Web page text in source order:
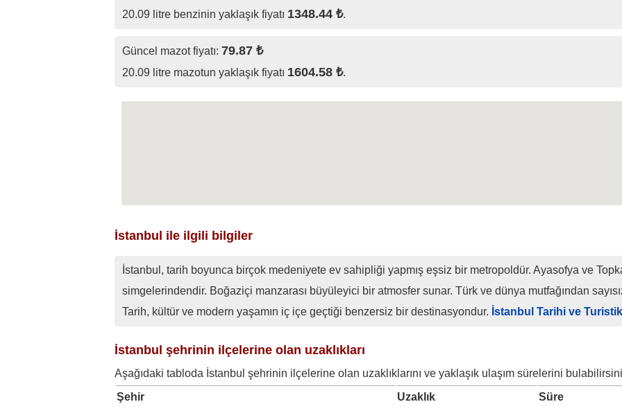
20.09 litre benzinin yaklaşık fiyatı 1348.44 ₺.
Güncel mazot fiyatı: 79.87 ₺
20.09 litre mazotun yaklaşık fiyatı 1604.58 ₺.
İstanbul ile ilgili bilgiler
İstanbul, tarih boyunca birçok medeniyete ev sahipliği yapmış eşsiz bir metropoldür. Ayasofya ve
simgelerindendir. Boğaziçi manzarası büyüleyici bir atmosfer sunar. Türk ve dünya mutfağından
Tarih, kültür ve modern yaşamın iç içe geçtiği benzersiz bir destinasyondur. İstanbul Tarihi ve
İstanbul şehrinin ilçelerine olan uzaklıkları
Aşağıdaki tabloda İstanbul şehrinin ilçelerine olan uzaklıklarını ve yaklaşık ulaşım sürelerini
Şehir
Uzaklık
Süre